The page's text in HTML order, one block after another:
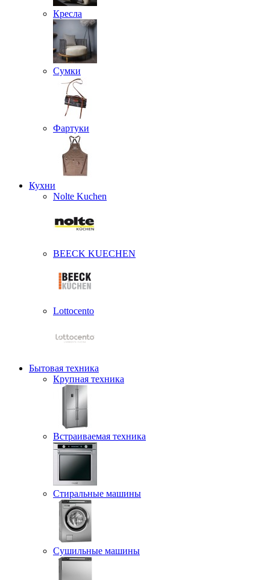
Кресла
Сумки
Фартуки
Кухни
Nolte Kuchen
BEECK KUECHEN
Lottocento
Бытовая техника
Крупная техника
Встраиваемая техника
Стиральные машины
Сушильные машины